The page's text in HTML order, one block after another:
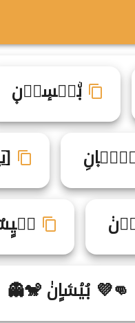
بۨيࣾسٕاࣵن۪
👊💜 بُيۘسۧاٍنٰ 🐒👻